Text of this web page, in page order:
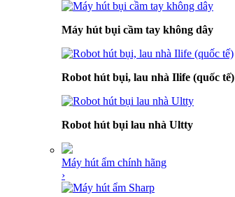
Máy hút bụi cầm tay không dây
Robot hút bụi, lau nhà Ilife (quốc tế)
Robot hút bụi lau nhà Ultty
Máy hút ẩm chính hãng
›